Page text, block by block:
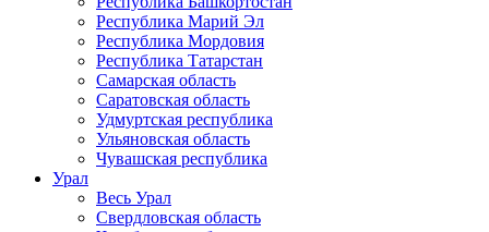
Республика Марий Эл
Республика Мордовия
Республика Татарстан
Самарская область
Саратовская область
Удмуртская республика
Ульяновская область
Чувашская республика
Урал
Весь Урал
Свердловская область